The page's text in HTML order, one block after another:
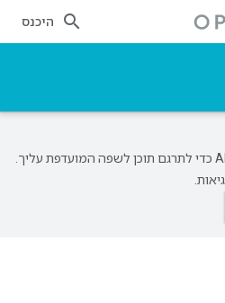
היכנס
‫Google משתמשת בטכנולוגיית AI כדי לתרגם תוכן לשפה המועדפת עליך.